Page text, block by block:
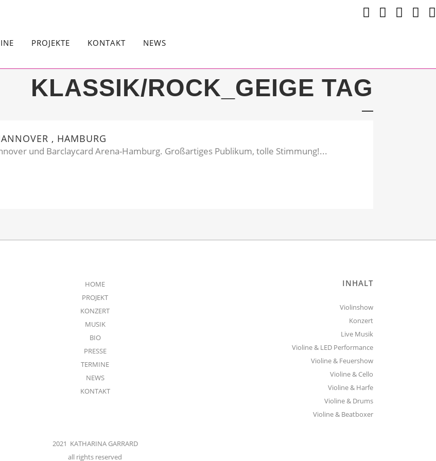
PROJEKTE KONTAKT NEWS
KLASSIK/ROCK_GEIGE TAG
, HAMBURG
und Barclaycard Arena-Hamburg. Großartiges Publikum, tolle Stimmung!...
HOME
PROJEKT
KONZERT
MUSIK
BIO
PRESSE
TERMINE
NEWS
KONTAKT
2021 KATHARINA GARRARD
all rights reserved
INHALT
Violinshow
Konzert
Live Musik
Violine & LED Performance
Violine & Feuershow
Violine & Cello
Violine & Harfe
Violine & Drums
Violine & Beatboxer